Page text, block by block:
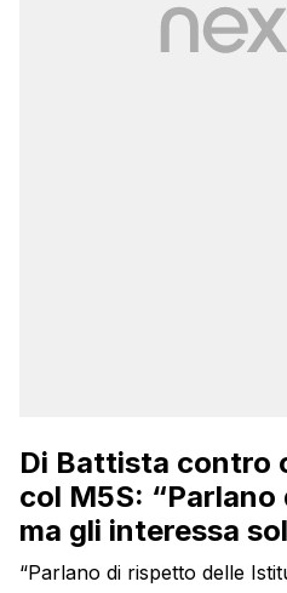
Di Battista contro
col M5S:
ma gli interessa
“Parlano di rispetto delle